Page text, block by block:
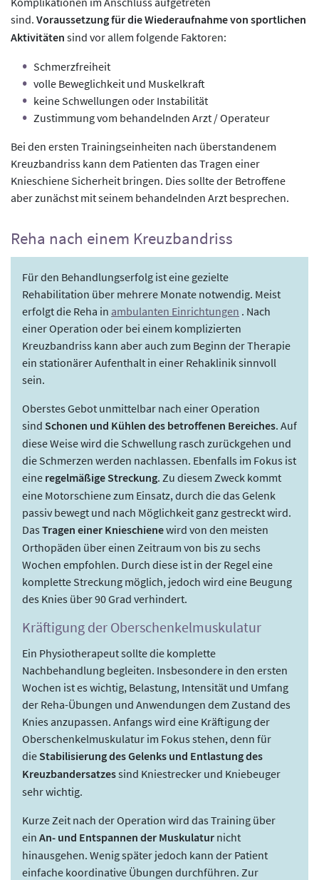
sind. Voraussetzung für die Wiederaufnahme von sportlichen
Aktivitäten sind vor allem folgende Faktoren:
Schmerzfreiheit
volle Beweglichkeit und Muskelkraft
keine Schwellungen oder Instabilität
Zustimmung vom behandelnden Arzt / Operateur
Bei den ersten Trainingseinheiten nach überstandenem
Kreuzbandriss kann dem Patienten das Tragen einer
Knieschiene Sicherheit bringen. Dies sollte der Betroffene
aber zunächst mit seinem behandelnden Arzt besprechen.
Reha nach einem Kreuzbandriss
Für den Behandlungserfolg ist eine gezielte
Rehabilitation über mehrere Monate notwendig. Meist
erfolgt die Reha in ambulanten Einrichtungen . Nach
einer Operation oder bei einem komplizierten
Kreuzbandriss kann aber auch zum Beginn der Therapie
ein stationärer Aufenthalt in einer Rehaklinik sinnvoll
sein.
Oberstes Gebot unmittelbar nach einer Operation
sind Schonen und Kühlen des betroffenen Bereiches. Auf
diese Weise wird die Schwellung rasch zurückgehen und
die Schmerzen werden nachlassen. Ebenfalls im Fokus ist
eine regelmäßige Streckung. Zu diesem Zweck kommt
eine Motorschiene zum Einsatz, durch die das Gelenk
passiv bewegt und nach Möglichkeit ganz gestreckt wird.
Das Tragen einer Knieschienewird von den meisten
Orthopäden über einen Zeitraum von bis zu sechs
Wochen empfohlen. Durch diese ist in der Regel eine
komplette Streckung möglich, jedoch wird eine Beugung
des Knies über 90 Grad verhindert.
Kräftigung der Oberschenkelmuskulatur
Ein Physiotherapeut sollte die komplette
Nachbehandlung begleiten. Insbesondere in den ersten
Wochen ist es wichtig, Belastung, Intensität und Umfang
der Reha-Übungen und Anwendungen dem Zustand des
Knies anzupassen. Anfangs wird eine Kräftigung der
Oberschenkelmuskulatur im Fokus stehen, denn für
dieStabilisierung des Gelenks und Entlastung des
Kreuzbandersatzessind Kniestrecker und Kniebeuger
sehr wichtig.
Kurze Zeit nach der Operation wird das Training über
ein An- und Entspannen der Muskulatur nicht
hinausgehen. Wenig später jedoch kann der Patient
einfache koordinative Übungen durchführen. Zur